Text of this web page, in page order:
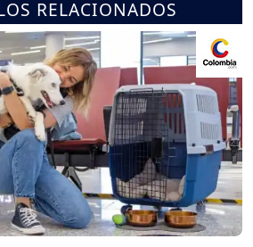
RELACIONADOS